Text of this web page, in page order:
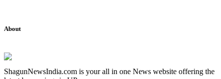
About
ShagunNewsIndia.com is your all in one News website offering the